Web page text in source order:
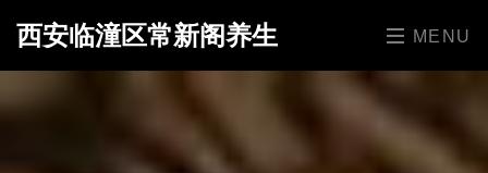
西安临潼区常新阁养生 MENU